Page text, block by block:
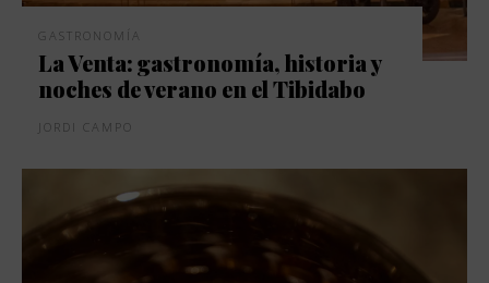
GASTRONOMÍA
La Venta: gastronomía, historia y
noches de verano en el Tibidabo
JORDI CAMPO